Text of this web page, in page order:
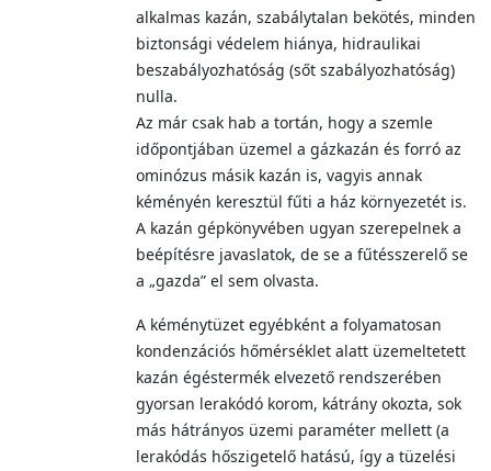
alkalmas kazán, szabálytalan bekötés, minden
biztonsági védelem hiánya, hidraulikai
beszabályozhatóság (sőt szabályozhatóság)
nulla.
Az már csak hab a tortán, hogy a szemle
időpontjában üzemel a gázkazán és forró az
ominózus másik kazán is, vagyis annak
kéményén keresztül fűti a ház környezetét is.
A kazán gépkönyvében ugyan szerepelnek a
beépítésre javaslatok, de se a fűtésszerelő se
a „gazda” el sem olvasta.
A kéménytüzet egyébként a folyamatosan
kondenzációs hőmérséklet alatt üzemeltetett
kazán égéstermék elvezető rendszerében
gyorsan lerakódó korom, kátrány okozta, sok
más hátrányos üzemi paraméter mellett (a
lerakódás hőszigetelő hatású, így a tüzelési